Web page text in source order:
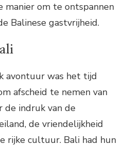
manier om te ontspannen
Balinese gastvrijheid.
avontuur was het tijd
afscheid te nemen van
de indruk van de
de vriendelijkheid
rijke cultuur. Bali had hun